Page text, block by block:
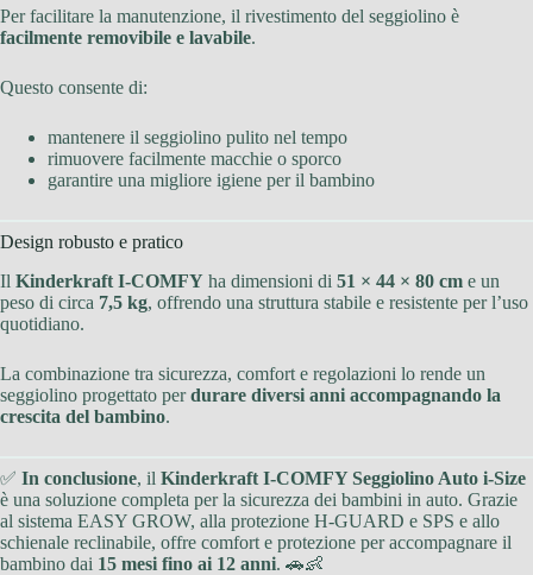
Per facilitare la manutenzione, il rivestimento del seggiolino è
facilmente removibile e lavabile.
Questo consente di:
mantenere il seggiolino pulito nel tempo
rimuovere facilmente macchie o sporco
garantire una migliore igiene per il bambino
Design robusto e pratico
Il Kinderkraft I-COMFY ha dimensioni di 51 × 44 × 80 cm e un
peso di circa 7,5 kg, offrendo una struttura stabile e resistente per l’uso
quotidiano.
La combinazione tra sicurezza, comfort e regolazioni lo rende un
seggiolino progettato perdurare diversi anni accompagnando la
crescita del bambino.
✅ In conclusione, il Kinderkraft I-COMFY Seggiolino Auto i-Size
è una soluzione completa per la sicurezza dei bambini in auto. Grazie
al sistema EASY GROW, alla protezione H-GUARD e SPS e allo
schienale reclinabile, offre comfort e protezione per accompagnare il
bambino dai 15 mesi fino ai 12 anni. 🚗👶